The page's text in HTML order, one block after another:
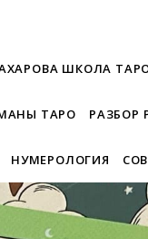
ШКОЛА ТАРО
ТАРО РАЗБОР
НУМЕРОЛОГИЯ